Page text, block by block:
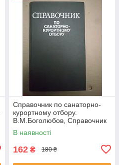
Справочник по санаторно-
курортному отбору.
В.М.Боголюбов, Справочник
по санаторно-курортному
отбору.
В наявності
162 ₴ 180 ₴